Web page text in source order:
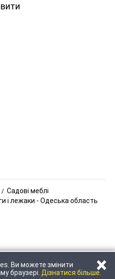
Садові меблі
і лежаки - Одеська область
Ви можете змінити
браузері. Дізнатися більше.×
НАПИСАТИ